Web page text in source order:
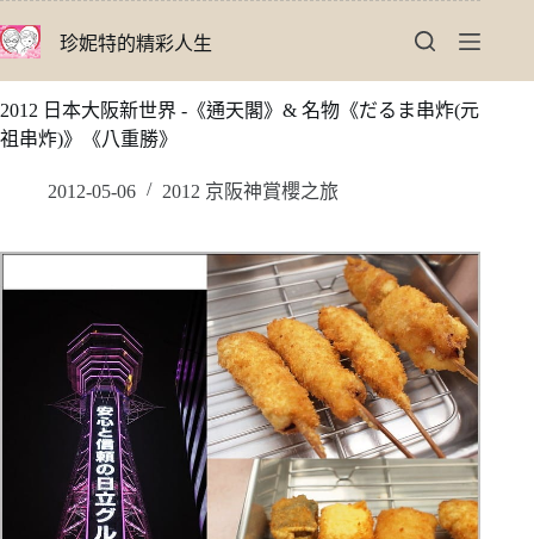
至
要
內
珍妮特的精彩人生
2012 日本大阪新世界 -《通天閣》& 名物《だるま串炸(元
祖串炸)》《八重勝》
2012-05-06 2012 京阪神賞櫻之旅